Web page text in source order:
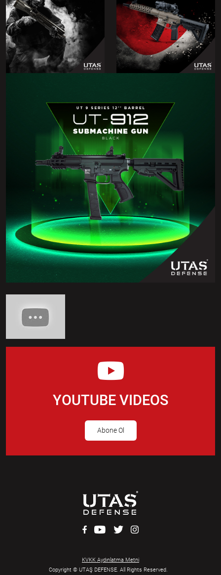
YOUTUBE VIDEOS
Abone Ol
Copyright © UTAŞ DEFENSE. All Rights Reserved.
KVKK Aydınlatma Metni